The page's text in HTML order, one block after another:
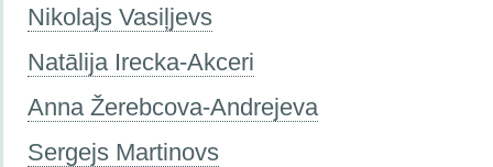
Nikolajs Vasiļjevs
Natālija Irecka-Akceri
Anna Žerebcova-Andrejeva
Sergejs Martinovs